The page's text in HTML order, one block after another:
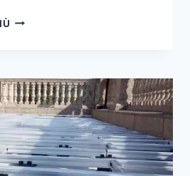
PER
DECKING
SONO
REALIZZATI
IN
MATERIALE
PP,